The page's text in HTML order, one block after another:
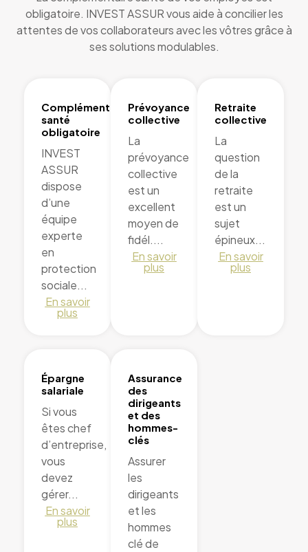
obligatoire. INVEST ASSUR vous aide à concilier les
attentes de vos collaborateurs avec les vôtres grâce à
ses solutions modulables.
Complémentaire
santé
obligatoire
INVEST
ASSUR
dispose
d’une
équipe
experte
en
protection
sociale...
En savoir
plus
Prévoyance
collective
La
prévoyance
collective
est un
excellent
moyen de
fidél....
En savoir
plus
Retraite
collective
La
question
de la
retraite
est un
sujet
épineux...
En savoir
plus
Épargne
salariale
Si vous
êtes chef
d’entreprise,
vous
devez
gérer...
En savoir
plus
Assurance
des
dirigeants
et des
hommes-
clés
Assurer
les
dirigeants
et les
hommes
clé de